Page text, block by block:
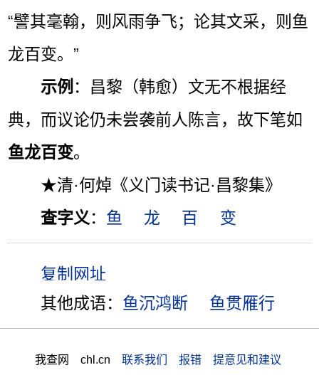
“譬其毫翰，则风雨争飞；论其文采，则鱼
龙百变。”
示例 ：昌黎（韩愈）文无不根据经
典，而议论仍未尝袭前人陈言，故下笔如
鱼龙百变。
★清·何焯《义门读书记·昌黎集》
查字义 ： 鱼 龙 百 变
其他成语： 鱼沉鸿断 鱼贯雁行
我查网 chl.cn 联系我们 报错 提意见和建议